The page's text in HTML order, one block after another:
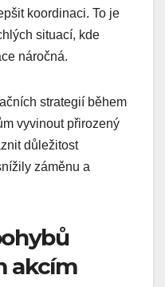
koordinaci. To je
situací, kde
náročná.
strategií během
vyvinout přirozený
důležitost
záměnu a
akcím